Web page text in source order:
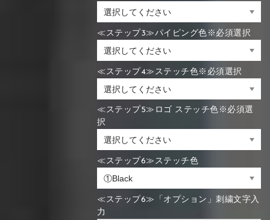
≪ステップ3≫パイピング色※必須選択
≪ステップ4≫ステッチ色※必須選択
≪ステップ5≫ロゴ ステッチ色※必須選
択
≪ステップ6≫ステッチ色
≪ステップ6≫「オプション」刺繍文字入
力